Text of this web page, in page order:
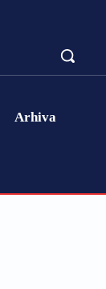
Arhiva